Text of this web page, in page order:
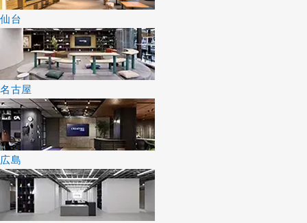
仙台
名古屋
広島